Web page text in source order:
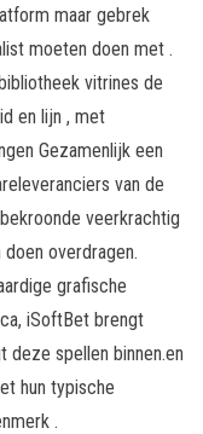
maar gebrek
moeten doen met .
vitrines de
en lijn , met
Gezamenlijk een
van de
veerkrachtig
overdragen.
grafische
iSoftBet brengt
deze spellen binnen.en
hun typische
.